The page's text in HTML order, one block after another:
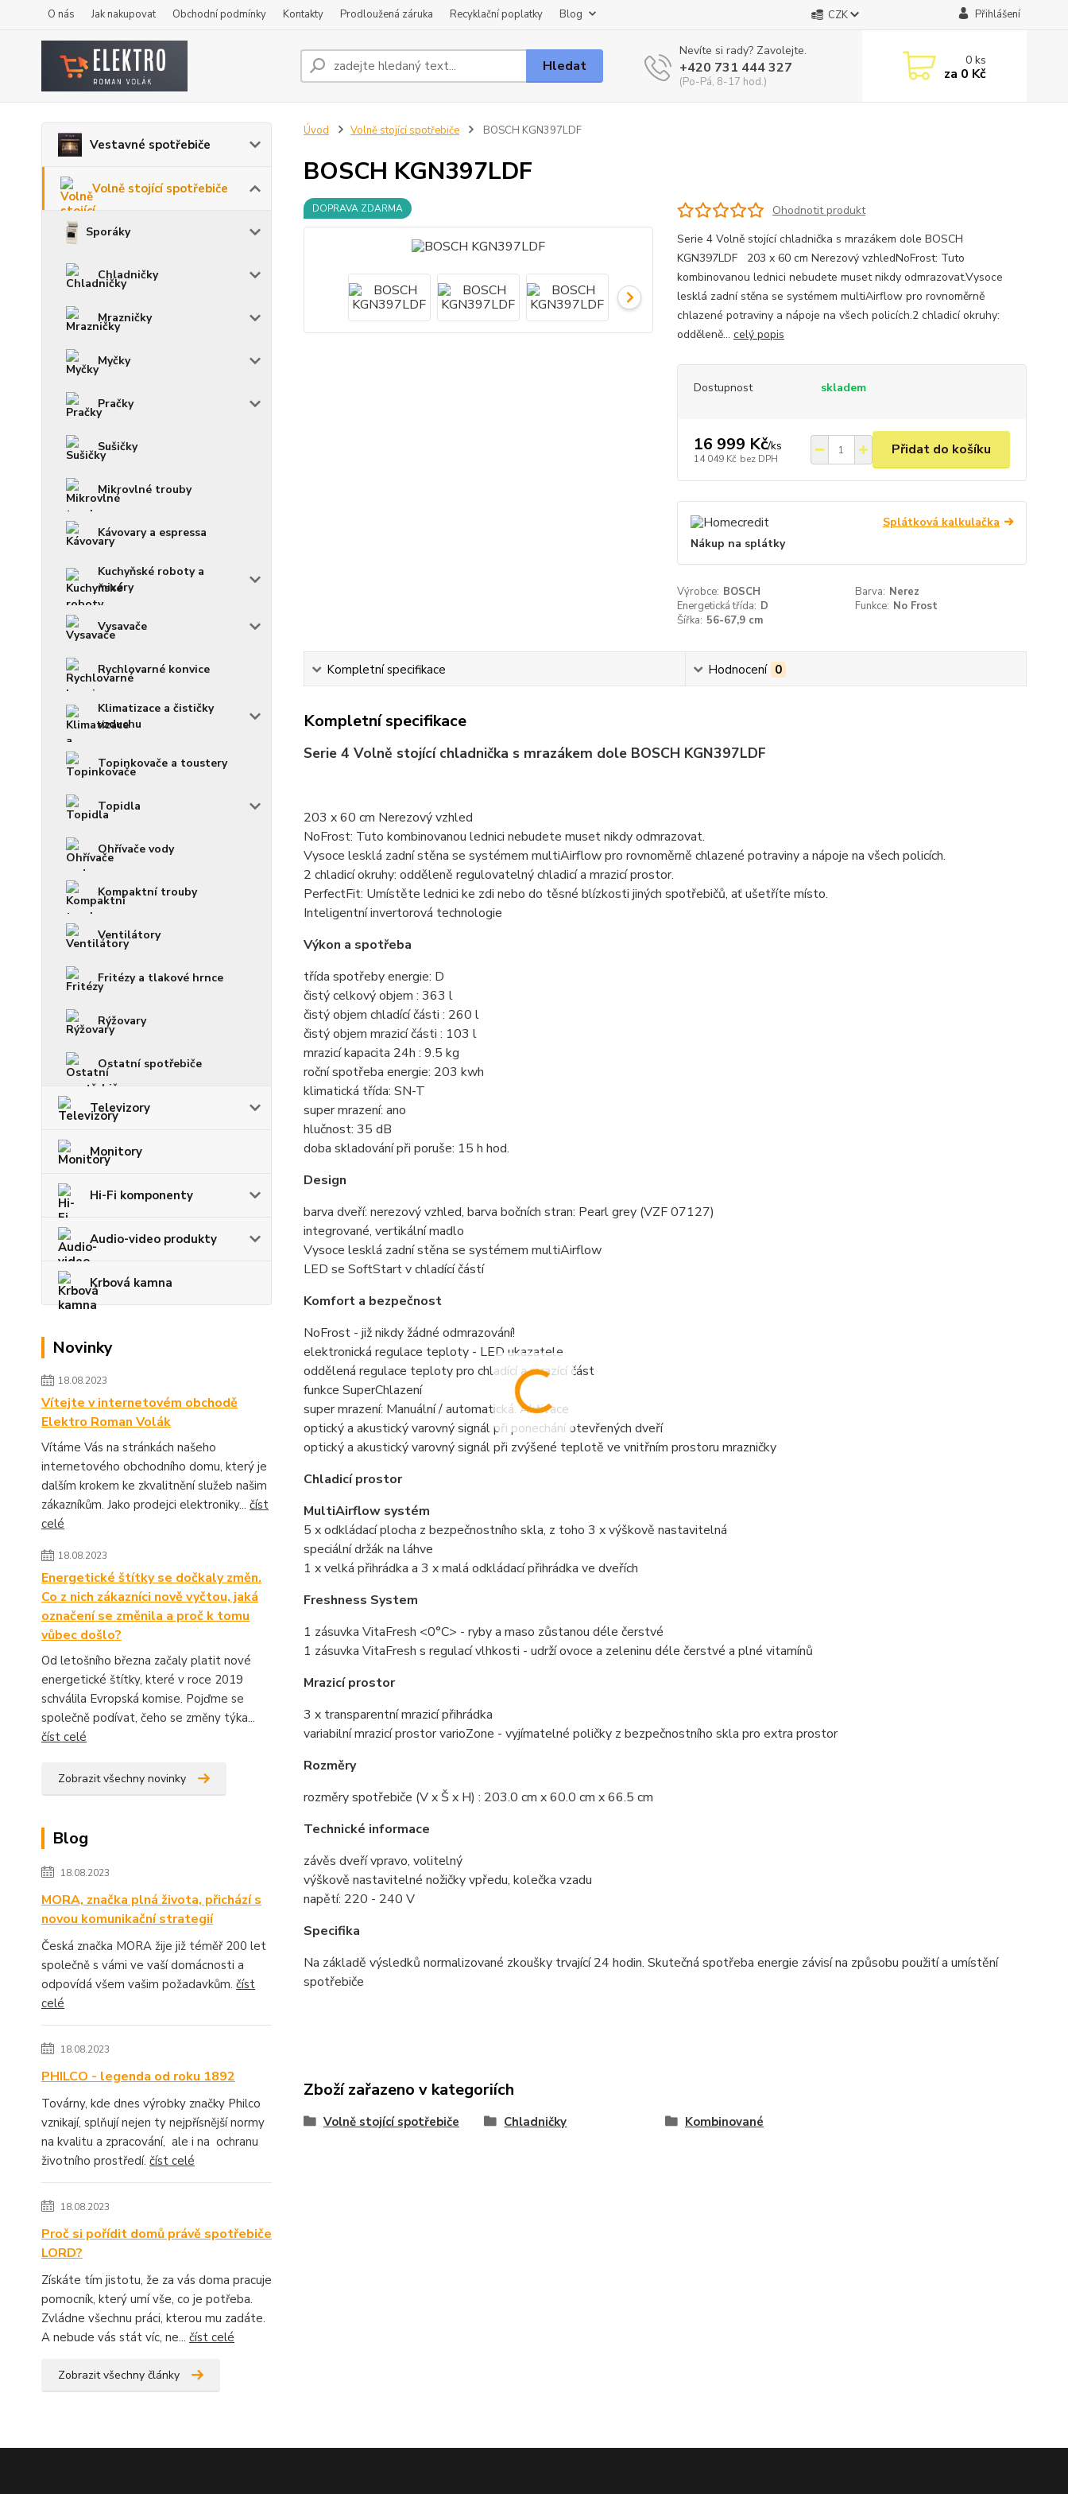
O nás Jak nakupovat Obchodní podmínky Kontakty Prodloužená záruka Recyklační poplatky Blog CZK Přihlášení
Hledat
Nevíte si rady? Zavolejte.
+420 731 444 327
(Po-Pá, 8-17 hod.)
0ks
za 0 Kč
Vestavné spotřebiče
Volně stojící spotřebiče
Sporáky
Chladničky
Mrazničky
Myčky
Pračky
Sušičky
Mikrovlné trouby
Kávovary a espressa
Kuchyňské roboty a
mixéry
Vysavače
Rychlovarné konvice
Klimatizace a čističky
vzduchu
Topinkovače a toustery
Topidla
Ohřívače vody
Kompaktní trouby
Ventilátory
Fritézy a tlakové hrnce
Rýžovary
Ostatní spotřebiče
Televizory
Monitory
Hi-Fi komponenty
Audio-video produkty
Krbová kamna
Novinky
18.08.2023
Vítejte v internetovém obchodě
Elektro Roman Volák
Vítáme Vás na stránkách našeho
internetového obchodního domu, který je
dalším krokem ke zkvalitnění služeb našim
zákazníkům. Jako prodejci elektroniky... číst
celé
18.08.2023
Energetické štítky se dočkaly změn.
Co z nich zákazníci nově vyčtou, jaká
označení se změnila a proč k tomu
vůbec došlo?
Od letošního března začaly platit nové
energetické štítky, které v roce 2019
schválila Evropská komise. Pojďme se
společně podívat, čeho se změny týka...
číst celé
Zobrazit všechny novinky
Blog
18.08.2023
MORA, značka plná života, přichází s
novou komunikační strategií
Česká značka MORA žije již téměř 200 let
společně s vámi ve vaší domácnosti a
odpovídá všem vašim požadavkům. číst
celé
18.08.2023
PHILCO - legenda od roku 1892
Továrny, kde dnes výrobky značky Philco
vznikají, splňují nejen ty nejpřísnější normy
na kvalitu a zpracování, ale i na ochranu
životního prostředí. číst celé
18.08.2023
Proč si pořídit domů právě spotřebiče
LORD?
Získáte tím jistotu, že za vás doma pracuje
pomocník, který umí vše, co je potřeba.
Zvládne všechnu práci, kterou mu zadáte.
A nebude vás stát víc, ne... číst celé
Zobrazit všechny články
Úvod Volně stojící spotřebiče BOSCH KGN397LDF
BOSCH KGN397LDF
DOPRAVA ZDARMA
Ohodnotit produkt
Serie 4 Volně stojící chladnička s mrazákem dole BOSCH
KGN397LDF 203 x 60 cm Nerezový vzhledNoFrost: Tuto
kombinovanou lednici nebudete muset nikdy odmrazovat.Vysoce
lesklá zadní stěna se systémem multiAirflow pro rovnoměrně
chlazené potraviny a nápoje na všech policích.2 chladicí okruhy:
odděleně... celý popis
Dostupnost skladem
16 999 Kč/ks
14 049 Kč bez DPH
Přidat do košíku
Splátková kalkulačka
Nákup na splátky
Výrobce: BOSCH Barva: Nerez
Energetická třída: D Funkce: No Frost
Šířka: 56-67,9 cm
Kompletní specifikace Hodnocení 0
Kompletní specifikace
Serie 4 Volně stojící chladnička s mrazákem dole BOSCH KGN397LDF
203 x 60 cm Nerezový vzhled
NoFrost: Tuto kombinovanou lednici nebudete muset nikdy odmrazovat.
Vysoce lesklá zadní stěna se systémem multiAirflow pro rovnoměrně chlazené potraviny a nápoje na všech policích.
2 chladicí okruhy: odděleně regulovatelný chladicí a mrazicí prostor.
PerfectFit: Umístěte lednici ke zdi nebo do těsné blízkosti jiných spotřebičů, ať ušetříte místo.
Inteligentní invertorová technologie
Výkon a spotřeba
třída spotřeby energie: D
čistý celkový objem : 363 l
čistý objem chladící části : 260 l
čistý objem mrazicí části : 103 l
mrazicí kapacita 24h : 9.5 kg
roční spotřeba energie: 203 kwh
klimatická třída: SN-T
super mrazení: ano
hlučnost: 35 dB
doba skladování při poruše: 15 h hod.
Design
barva dveří: nerezový vzhled, barva bočních stran: Pearl grey (VZF 07127)
integrované, vertikální madlo
Vysoce lesklá zadní stěna se systémem multiAirflow
LED se SoftStart v chladící částí
Komfort a bezpečnost
NoFrost - již nikdy žádné odmrazování!
elektronická regulace teploty - LED ukazatele
oddělená regulace teploty pro chladící a mrazící část
funkce SuperChlazení
super mrazení: Manuální / automatická. Aktivace
optický a akustický varovný signál při ponechání otevřených dveří
optický a akustický varovný signál při zvýšené teplotě ve vnitřním prostoru mrazničky
Chladicí prostor
MultiAirflow systém
5 x odkládací plocha z bezpečnostního skla, z toho 3 x výškově nastavitelná
speciální držák na láhve
1 x velká přihrádka a 3 x malá odkládací přihrádka ve dveřích
Freshness System
1 zásuvka VitaFresh <0°C> - ryby a maso zůstanou déle čerstvé
1 zásuvka VitaFresh s regulací vlhkosti - udrží ovoce a zeleninu déle čerstvé a plné vitamínů
Mrazicí prostor
3 x transparentní mrazicí přihrádka
variabilní mrazicí prostor varioZone - vyjímatelné poličky z bezpečnostního skla pro extra prostor
Rozměry
rozměry spotřebiče (V x Š x H) : 203.0 cm x 60.0 cm x 66.5 cm
Technické informace
závěs dveří vpravo, volitelný
výškově nastavitelné nožičky vpředu, kolečka vzadu
napětí: 220 - 240 V
Specifika
Na základě výsledků normalizované zkoušky trvající 24 hodin. Skutečná spotřeba energie závisí na způsobu použití a umístění
spotřebiče
Zboží zařazeno v kategoriích
Volně stojící spotřebiče Chladničky Kombinované